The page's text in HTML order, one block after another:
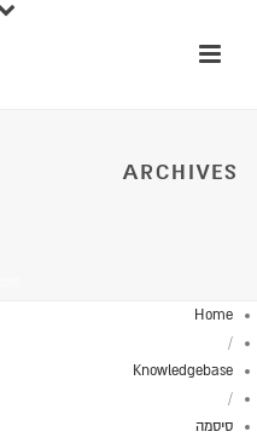
ARCHIVES
Home
/
Knowledgebase
/
סיסמה